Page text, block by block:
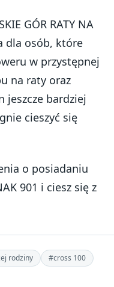
GÓR RATY NA
dla osób, które
w przystępnej
na raty oraz
jeszcze bardziej
cieszyć się
o posiadaniu
901 i ciesz się z
rodziny
#cross 100